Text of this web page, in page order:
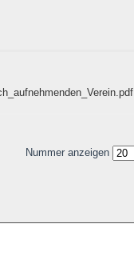
Nummer anzeigen